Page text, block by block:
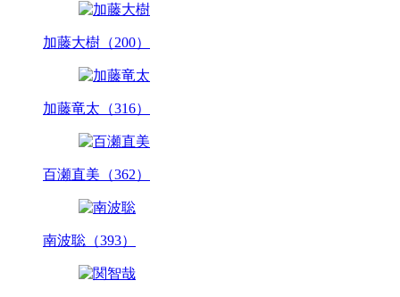
加藤大樹（200）
加藤竜太（316）
百瀬直美（362）
南波聡（393）